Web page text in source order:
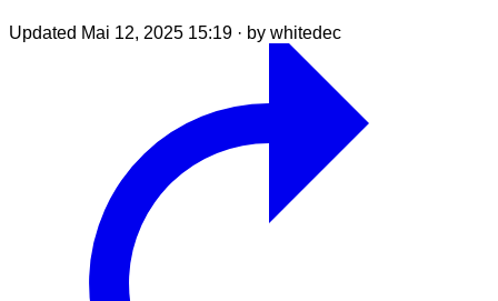
Updated Mai 12, 2025 15:19 · by whitedec